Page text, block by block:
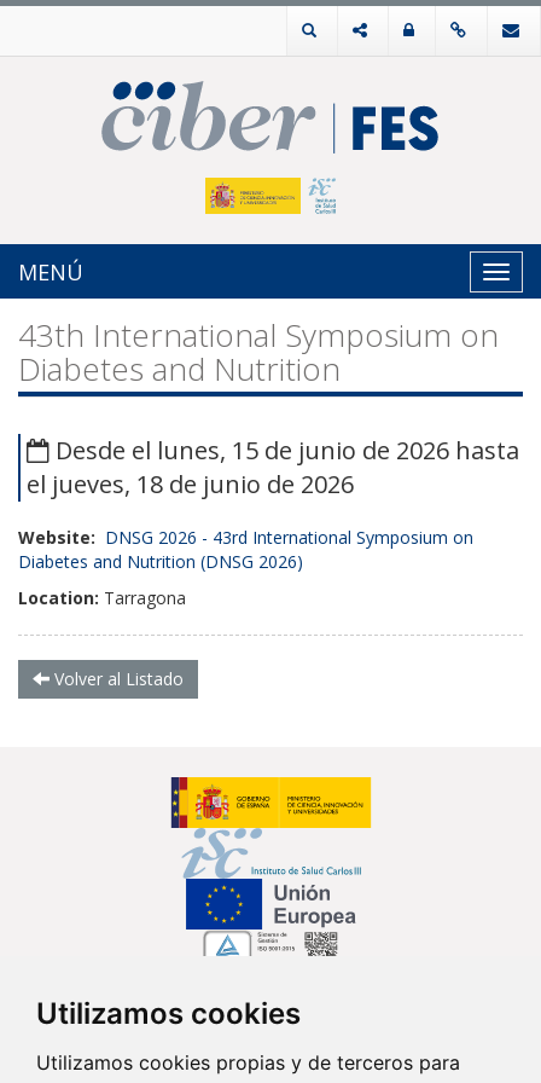
Utilizamos cookies
Utilizamos cookies propias y de terceros para
MENÚ
43th International Symposium on
Diabetes and Nutrition
Desde el lunes, 15 de junio de 2026 hasta
el jueves, 18 de junio de 2026
Website: DNSG 2026 - 43rd International Symposium on
Diabetes and Nutrition (DNSG 2026)
Location: Tarragona
Volver al Listado
Síguenos en...